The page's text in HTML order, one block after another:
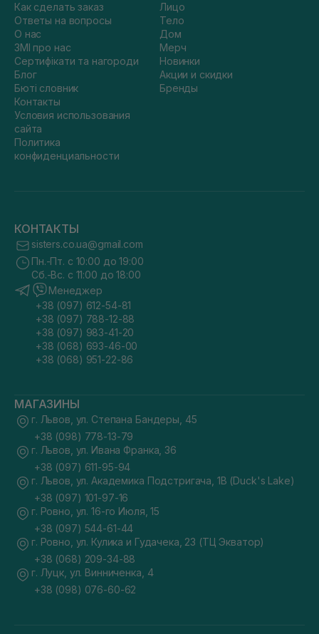
Как сделать заказ
Ответы на вопросы
О нас
ЗМІ про нас
Сертифікати та нагороди
Блог
Бюті словник
Контакты
Условия использования
сайта
Политика
конфиденциальности
Лицо
Тело
Дом
Мерч
Новинки
Акции и скидки
Бренды
КОНТАКТЫ
sisters.co.ua@gmail.com
Пн.-Пт. с 10:00 до 19:00
Сб.-Вс. с 11:00 до 18:00
Менеджер
+38 (097) 612-54-81
+38 (097) 788-12-88
+38 (097) 983-41-20
+38 (068) 693-46-00
+38 (068) 951-22-86
МАГАЗИНЫ
г. Львов, ул. Степана Бандеры, 45
+38 (098) 778-13-79
г. Львов, ул. Ивана Франка, 36
+38 (097) 611-95-94
г. Львов, ул. Академика Подстригача, 1В (Duck's Lake)
+38 (097) 101-97-16
г. Ровно, ул. 16-го Июля, 15
+38 (097) 544-61-44
г. Ровно, ул. Кулика и Гудачека, 23 (ТЦ Экватор)
+38 (068) 209-34-88
г. Луцк, ул. Винниченка, 4
+38 (098) 076-60-62